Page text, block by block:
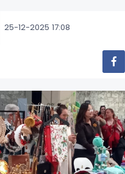
25-12-2025 17:08